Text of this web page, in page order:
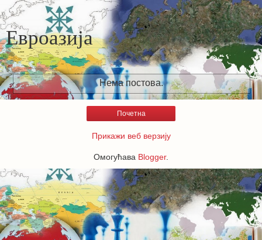
Евроазија
Нема постова.
Почетна
Прикажи веб верзију
Омогућава Blogger.